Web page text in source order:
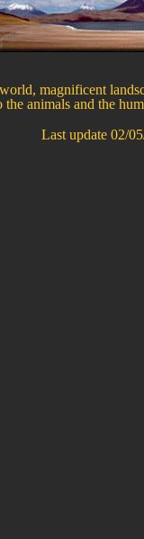
magnificent
animals and the
update 02/05/